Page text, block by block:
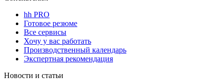
hh PRO
Готовое резюме
Все сервисы
Хочу у вас работать
Производственный календарь
Экспертная рекомендация
Новости и статьи